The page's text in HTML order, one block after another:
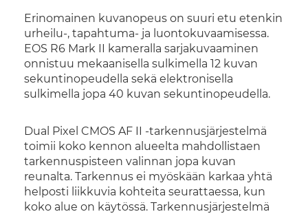
Erinomainen kuvanopeus on suuri etu etenkin
urheilu-, tapahtuma- ja luontokuvaamisessa.
EOS R6 Mark II kameralla sarjakuvaaminen
onnistuu mekaanisella sulkimella 12 kuvan
sekuntinopeudella sekä elektronisella
sulkimella jopa 40 kuvan sekuntinopeudella.
Dual Pixel CMOS AF II -tarkennusjärjestelmä
toimii koko kennon alueelta mahdollistaen
tarkennuspisteen valinnan jopa kuvan
reunalta. Tarkennus ei myöskään karkaa yhtä
helposti liikkuvia kohteita seurattaessa, kun
koko alue on käytössä. Tarkennusjärjestelmä